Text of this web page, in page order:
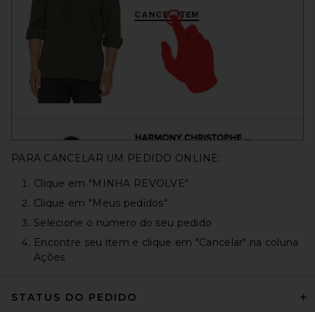
PARA CANCELAR UM PEDIDO ONLINE:
Clique em "MINHA REVOLVE"
Clique em "Meus pedidos"
Selecione o número do seu pedido
Encontre seu item e clique em "Cancelar" na coluna
Ações
STATUS DO PEDIDO